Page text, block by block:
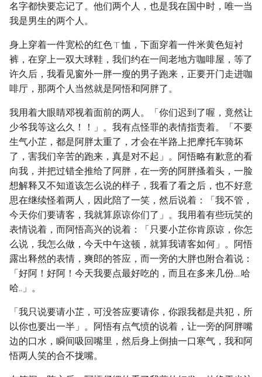
名字都快要忘记了。他们两个人，也是我在国中时，唯一当
我是男生的两个人。
身上穿着一件宽松的红色ㄒ恤，下面穿着一件米黄色短衬
裤，在穿上一双大球鞋，我们约在一间老地方咖啡屋，等了
许久后，我看见窗外一胖一瘦的男子跑来，正要开门走进咖
啡厅，那两个人当然就是阿悟和阿胖了。
我用着大眼睛邓视着面前的两人。「你们迟到了喔，竟然让
少爷我等这么久！！」。我有点怪罪的表情指责着。「不要
生气小芷，都是阿胖太重了，才会在半路上把摩托车骑坏
了，害我们辛苦的跑来，真是对不起」。阿悟略有歉意的看
向我，并把过错全推给了阿胖，在一旁的阿胖搔着头，一脸
想解释又不知道该怎么说的样子，我看了看之后，也不好意
思在继续怪着两人，因此陪了一笑，然后说着：「我不管，
今天你们要请客，我就算原谅你们了」。我用着有些玩笑的
表情说着，而阿悟高兴的说着：「只要小芷你肯原谅，你怎
么说，我怎么做，今天中午这顿，就算我请客如何」。阿悟
露出释然的表情，爽郎的答应，而一旁的大胖也附合着说：
「好阿！好阿！今天我要点最好吃的，而且在多来几份....哈
哈..」。
「我只说要请小芷，可没答应要请你，你跟我都是共犯，所
以你也要出一半」。阿悟有点气愤的说着，让一旁的阿胖嘴
边的口水，瞬间吸回嘴里，然后身上倒抽一口寒气，我和阿
悟两人笑的合不拢嘴。